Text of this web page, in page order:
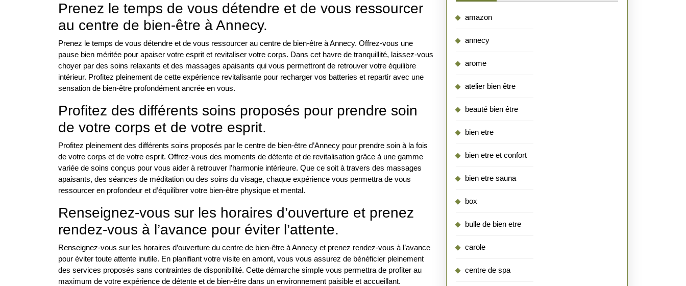
Prenez le temps de vous détendre et de vous ressourcer
au centre de bien-être à Annecy.
Prenez le temps de vous détendre et de vous ressourcer au centre de bien-être à Annecy. Offrez-vous une
pause bien méritée pour apaiser votre esprit et revitaliser votre corps. Dans cet havre de tranquillité, laissez-vous
choyer par des soins relaxants et des massages apaisants qui vous permettront de retrouver votre équilibre
intérieur. Profitez pleinement de cette expérience revitalisante pour recharger vos batteries et repartir avec une
sensation de bien-être profondément ancrée en vous.
Profitez des différents soins proposés pour prendre soin
de votre corps et de votre esprit.
Profitez pleinement des différents soins proposés par le centre de bien-être d’Annecy pour prendre soin à la fois
de votre corps et de votre esprit. Offrez-vous des moments de détente et de revitalisation grâce à une gamme
variée de soins conçus pour vous aider à retrouver l’harmonie intérieure. Que ce soit à travers des massages
apaisants, des séances de méditation ou des soins du visage, chaque expérience vous permettra de vous
ressourcer en profondeur et d’équilibrer votre bien-être physique et mental.
Renseignez-vous sur les horaires d’ouverture et prenez
rendez-vous à l’avance pour éviter l’attente.
Renseignez-vous sur les horaires d’ouverture du centre de bien-être à Annecy et prenez rendez-vous à l’avance
pour éviter toute attente inutile. En planifiant votre visite en amont, vous vous assurez de bénéficier pleinement
des services proposés sans contraintes de disponibilité. Cette démarche simple vous permettra de profiter au
maximum de votre expérience de détente et de bien-être dans un environnement paisible et accueillant.
amazon
annecy
arome
atelier bien être
beauté bien être
bien etre
bien etre et confort
bien etre sauna
box
bulle de bien etre
carole
centre de spa